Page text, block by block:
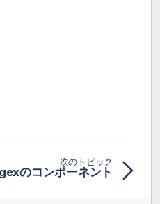
次のトピック
のコンポーネント